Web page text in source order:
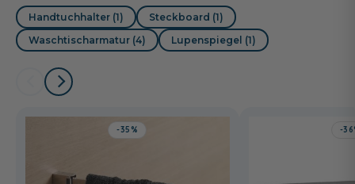
Handtuchhalter (1)
Steckboard (1)
Waschtischarmatur (4)
Lupenspiegel (1)
-35% -